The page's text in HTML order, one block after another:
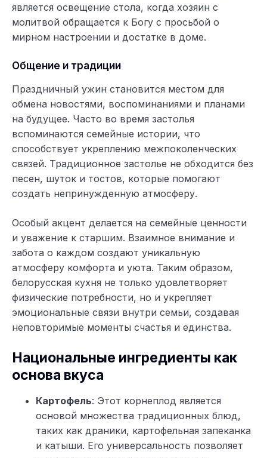
является освещение стола, когда хозяин с
молитвой обращается к Богу с просьбой о
мирном настроении и достатке в доме.
Общение и традиции
Праздничный ужин становится местом для
обмена новостями, воспоминаниями и планами
на будущее. Часто во время застолья
вспоминаются семейные истории, что
способствует укреплению межпоколенческих
связей. Традиционное застолье не обходится без
песен, шуток и тостов, которые помогают
создать непринужденную атмосферу.
Особый акцент делается на семейные ценности
и уважение к старшим. Взаимное внимание и
забота о каждом создают уникальную
атмосферу комфорта и уюта. Таким образом,
белорусская кухня не только удовлетворяет
физические потребности, но и укрепляет
эмоциональные связи внутри семьи, создавая
неповторимые моменты счастья и единства.
Национальные ингредиенты как
основа вкуса
Картофель: Этот корнеплод является
основой множества традиционных блюд,
таких как драники, картофельная запеканка
и катыши. Его универсальность позволяет